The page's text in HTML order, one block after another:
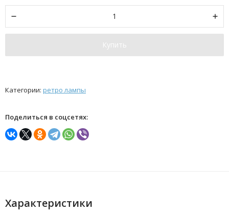
Купить
Категории: ретро лампы
Поделиться в соцсетях:
Характеристики